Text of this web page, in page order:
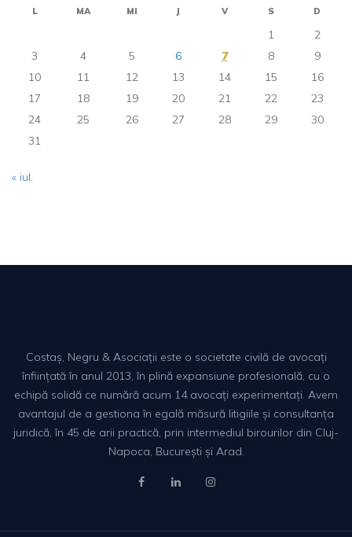
L MA MI J V S D
1
2
3
4 5 6 7 8
9
10
11 12 13 14 15
16
17
18 19 20 21 22
23
24
25 26 27 28 29
30
31
« iul.
Costaș, Negru & Asociații este o societate civilă de avocați
înființată în anul 2013, în plină expansiune profesională, cu o
echipă solidă ce numără acum 14 avocați experimentați. Avem
avantajul de a gestiona în egală măsură litigiile și consultanța
juridică, în 45 de arii practică, prin intermediul birourilor din Cluj-
Napoca, București și Arad.